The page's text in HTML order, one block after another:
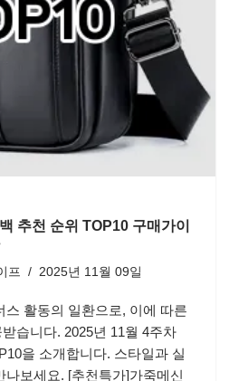
추천 순위 TOP10 구매가이
프 2025년 11월 09일
스 활동의 일환으로, 이에 따른
습니다. 2025년 11월 4주차
을 소개합니다. 스타일과 실
나보세요. [추천특가]가죽메신